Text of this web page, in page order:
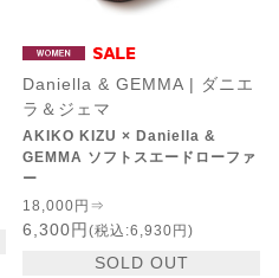
Daniella & GEMMA | ダニエ
ラ＆ジェマ
AKIKO KIZU × Daniella &
GEMMA ソフトスエードローファ
ー
18,000円⇒
6,300円 (税込:6,930円)
SOLD OUT